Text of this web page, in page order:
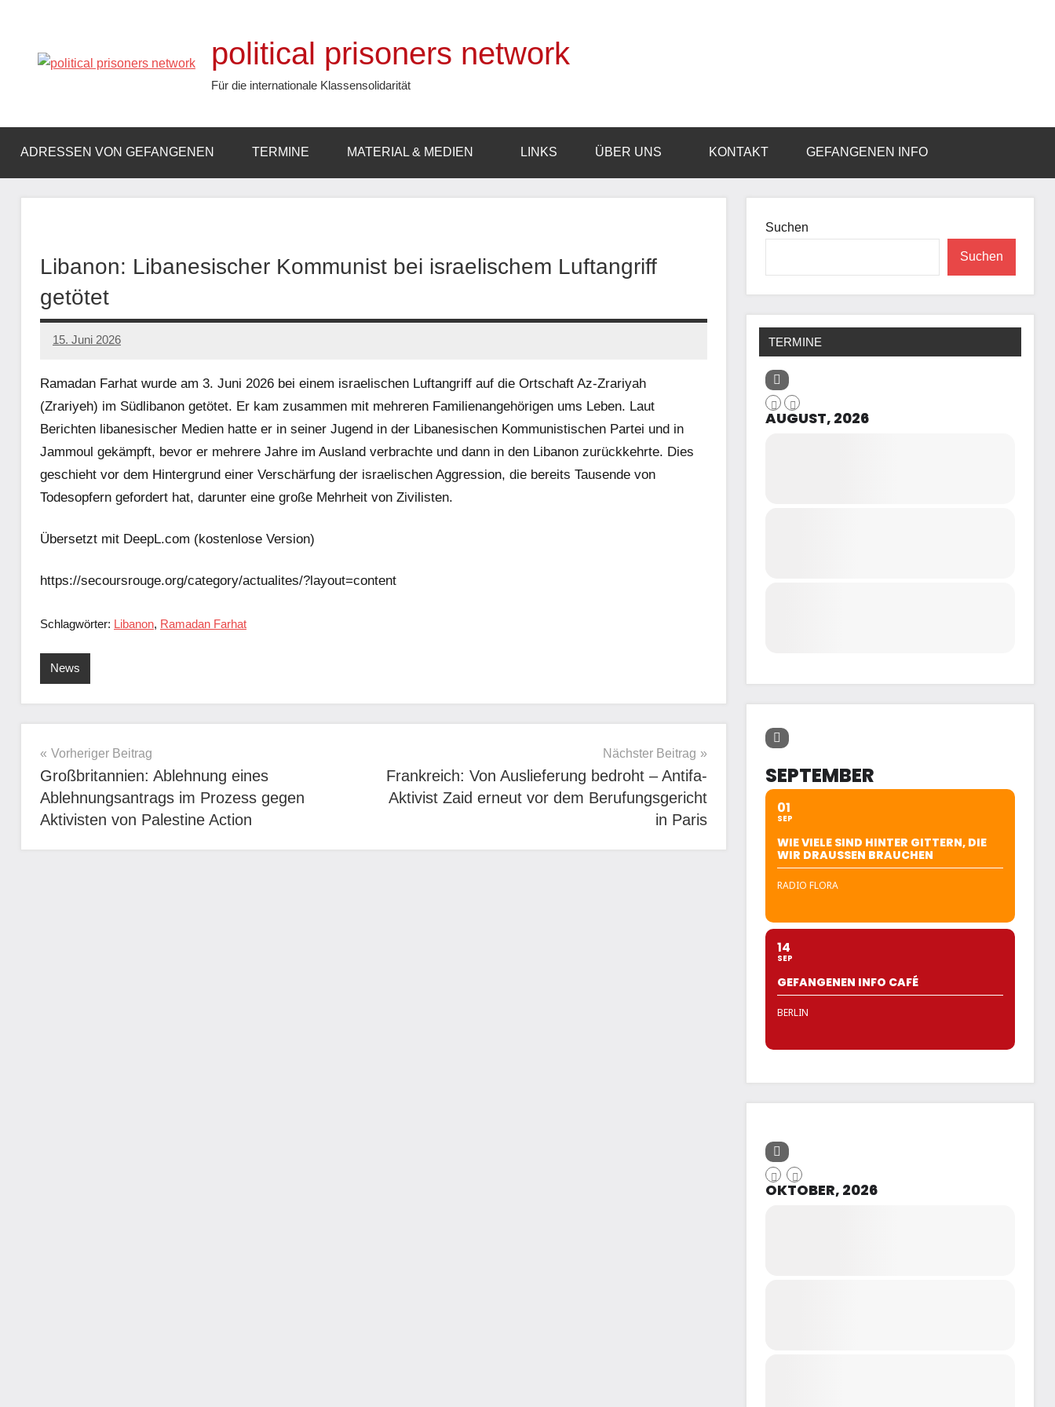
springen
political prisoners network
Für die internationale Klassensolidarität
ADRESSEN VON GEFANGENEN TERMINE MATERIAL & MEDIEN LINKS ÜBER UNS KONTAKT GEFANGENEN INFO
Libanon: Libanesischer Kommunist bei israelischem Luftangriff
getötet
15. Juni 2026
network
Ramadan Farhat wurde am 3. Juni 2026 bei einem israelischen Luftangriff auf die Ortschaft Az-Zrariyah
(Zrariyeh) im Südlibanon getötet. Er kam zusammen mit mehreren Familienangehörigen ums Leben. Laut
Berichten libanesischer Medien hatte er in seiner Jugend in der Libanesischen Kommunistischen Partei und in
Jammoul gekämpft, bevor er mehrere Jahre im Ausland verbrachte und dann in den Libanon zurückkehrte. Dies
geschieht vor dem Hintergrund einer Verschärfung der israelischen Aggression, die bereits Tausende von
Todesopfern gefordert hat, darunter eine große Mehrheit von Zivilisten.
Übersetzt mit DeepL.com (kostenlose Version)
https://secoursrouge.org/category/actualites/?layout=content
Schlagwörter: Libanon, Ramadan Farhat
News
Beitragsnavigation
Vorheriger Beitrag
Großbritannien: Ablehnung eines
Ablehnungsantrags im Prozess gegen
Aktivisten von Palestine Action
Nächster Beitrag
Frankreich: Von Auslieferung bedroht – Antifa-
Aktivist Zaid erneut vor dem Berufungsgericht
in Paris
Suchen
Suchen
TERMINE
AUGUST, 2026
SEPTEMBER
01
SEP
WIE VIELE SIND HINTER GITTERN, DIE
WIR DRAUSSEN BRAUCHEN
RADIO FLORA
14
SEP
GEFANGENEN INFO CAFÉ
BERLIN
OKTOBER, 2026